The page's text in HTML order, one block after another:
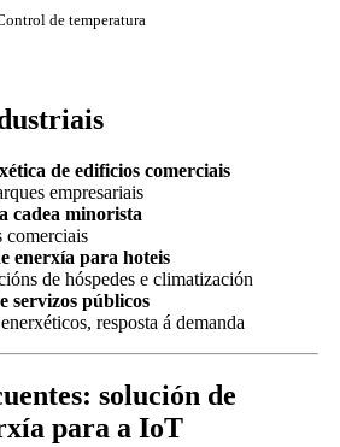
de temperatura
de edificios comerciais
empresariais
cadea minorista
comerciais
enerxía para hoteis
de hóspedes e climatización
servizos públicos
resposta á demanda
solución de
para a IoT